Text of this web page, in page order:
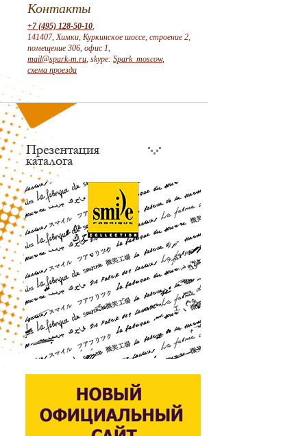
Контакты
+7 (495) 128-50-10,
141407, Химки, Куркинское шоссе, строение 2,
помещение 306, офис 1,
mail@spark-m.ru, skype: Spark_moscow,
схема проезда